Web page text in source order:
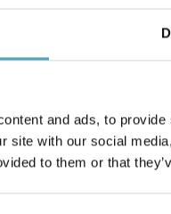
and ads, to
site with our social
to them or that